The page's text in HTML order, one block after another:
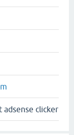
adsense clicker